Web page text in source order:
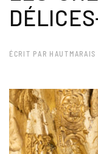
ÉCRIT PAR HAUTMARAIS